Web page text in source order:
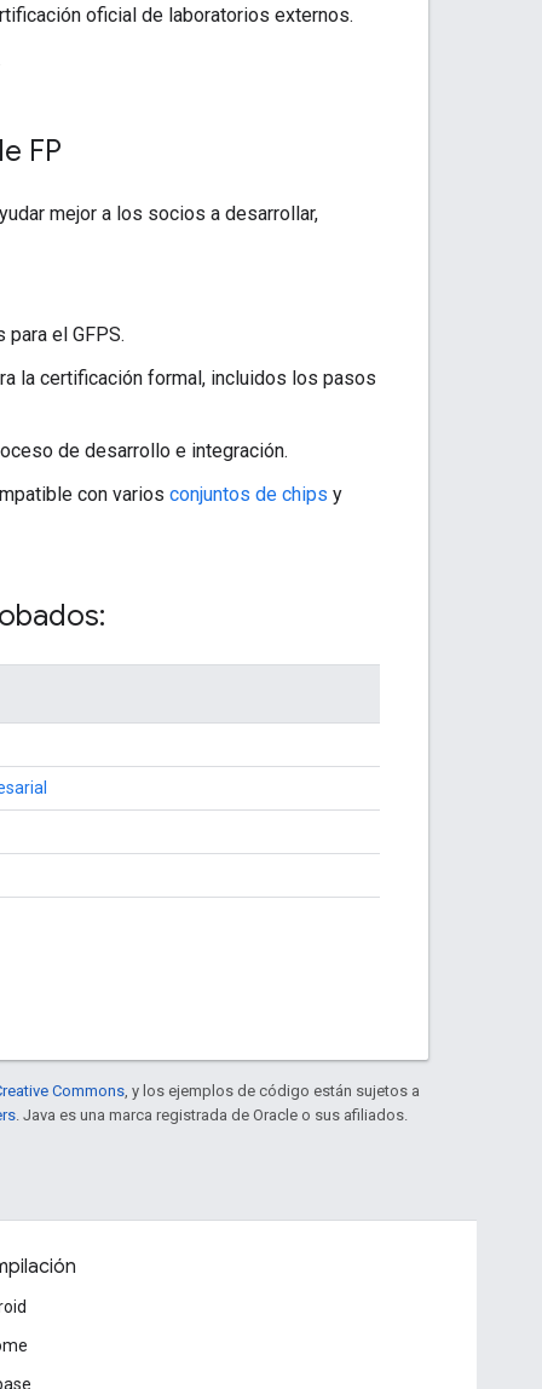
oficial de laboratorios externos.
FP
mejor a los socios a desarrollar,
el GFPS.
la certificación formal, incluidos los pasos
de desarrollo e integración.
con varios conjuntos de chips y
Commons, y los ejemplos de código están sujetos a
. Java es una marca registrada de Oracle o sus afiliados.